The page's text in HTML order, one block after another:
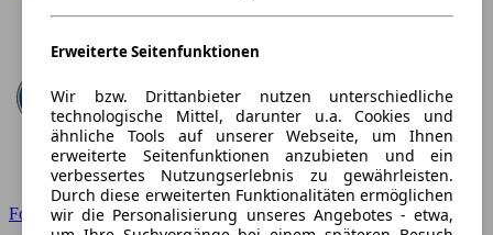
Ford
Erweiterte Seitenfunktionen
Wir bzw. Drittanbieter nutzen unterschiedliche
technologische Mittel, darunter u.a. Cookies und
ähnliche Tools auf unserer Webseite, um Ihnen
erweiterte Seitenfunktionen anzubieten und ein
verbessertes Nutzungserlebnis zu gewährleisten.
Durch diese erweiterten Funktionalitäten ermöglichen
wir die Personalisierung unseres Angebotes - etwa,